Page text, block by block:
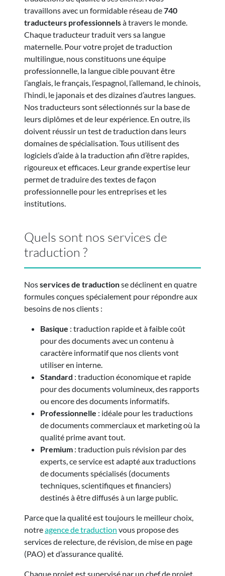
travaillons avec un formidable réseau de740
traducteurs professionnelsà travers le monde.
Chaque traducteur traduit vers sa langue
maternelle. Pour votre projet de traduction
multilingue, nous constituons une équipe
professionnelle, la langue cible pouvant être
l’anglais, le français, l’espagnol, l’allemand, le chinois,
l’hindi, le japonais et des dizaines d’autres langues.
Nos traducteurs sont sélectionnés sur la base de
leurs diplômes et de leur expérience. En outre, ils
doivent réussir un test de traduction dans leurs
domaines de spécialisation. Tous utilisent des
logiciels d’aide à la traduction afin d’être rapides,
rigoureux et efficaces. Leur grande expertise leur
permet de traduire des textes de façon
professionnelle pour les entreprises et les
institutions.
Quels sont nos services de
traduction ?
Nosservices de traductionse déclinent en quatre
formules conçues spécialement pour répondre aux
besoins de nos clients :
Basique : traduction rapide et à faible coût
pour des documents avec un contenu à
caractère informatif que nos clients vont
utiliser en interne.
Standard : traduction économique et rapide
pour des documents volumineux, des rapports
ou encore des documents informatifs.
Professionnelle : idéale pour les traductions
de documents commerciaux et marketing où la
qualité prime avant tout.
Premium : traduction puis révision par des
experts, ce service est adapté aux traductions
de documents spécialisés (documents
techniques, scientifiques et financiers)
destinés à être diffusés à un large public.
Parce que la qualité est toujours le meilleur choix,
notreagence de traduction vous propose des
services de relecture, de révision, de mise en page
(PAO) et d’assurance qualité.
Chaque projet est supervisé par un chef de projet.